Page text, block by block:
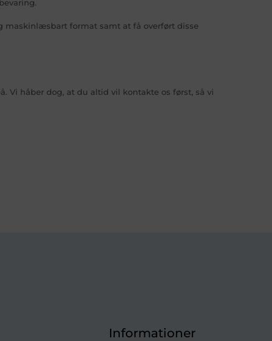
format samt at få overført disse
Vi håber dog, at du altid vil kontakte os først, så vi
Informationer